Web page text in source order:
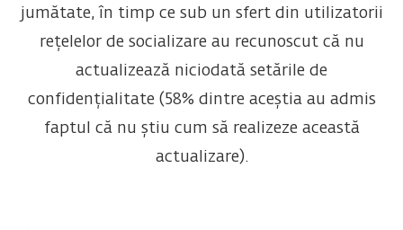
jumătate, în timp ce sub un sfert din utilizatorii
rețelelor de socializare au recunoscut că nu
actualizează niciodată setările de
confidențialitate (58% dintre aceștia au admis
faptul că nu știu cum să realizeze această
actualizare).